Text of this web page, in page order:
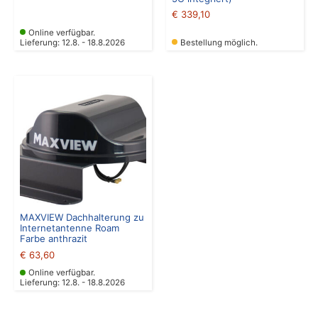
Online verfügbar.
Lieferung: 12.8. - 18.8.2026
€ 339,10
Bestellung möglich.
MAXVIEW Dachhalterung zu
Internetantenne Roam
Farbe anthrazit
€ 63,60
Online verfügbar.
Lieferung: 12.8. - 18.8.2026